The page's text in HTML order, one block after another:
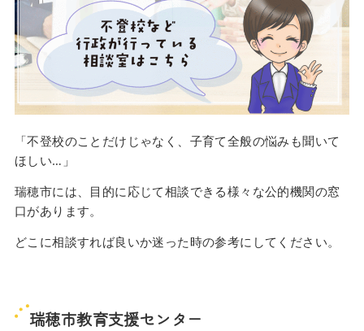
「不登校のことだけじゃなく、子育て全般の悩みも聞いて
ほしい…」
瑞穂市には、目的に応じて相談できる様々な公的機関の窓
口があります。
どこに相談すれば良いか迷った時の参考にしてください。
瑞穂市教育支援センター